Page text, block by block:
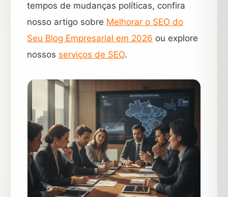
tempos de mudanças políticas, confira
nosso artigo sobre Melhorar o SEO do
Seu Blog Empresarial em 2026 ou explore
nossos serviços de SEO.